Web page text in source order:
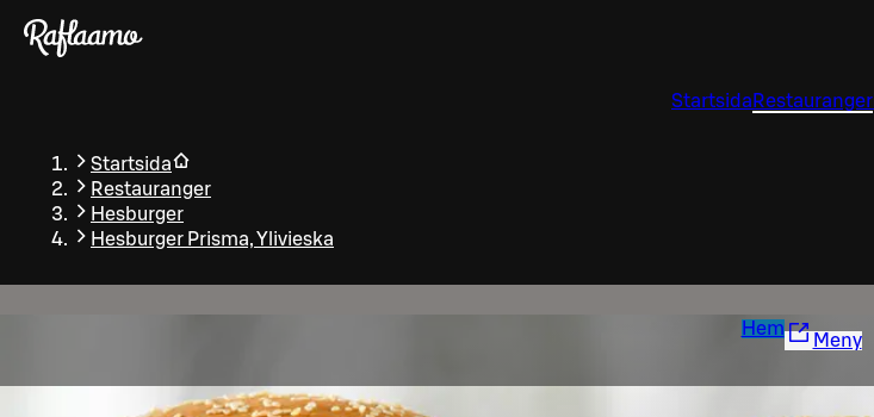
Gå till huvudinnehållet
Startsida Restauranger
Startsida
Restauranger
Hesburger
Hesburger Prisma, Ylivieska
Hem
Meny